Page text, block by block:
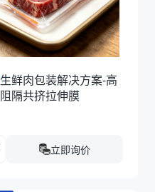
生鲜肉包装解决方案-高
阻隔共挤拉伸膜
立即询价